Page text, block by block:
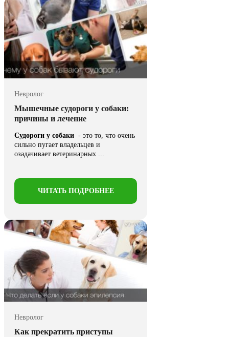
Невролог
Мышечные судороги у собаки:
причины и лечение
Судороги у собаки - это то, что очень
сильно пугает владельцев и
озадачивает ветеринарных ...
ЧИТАТЬ ПОДРОБНЕЕ
Невролог
Как прекратить приступы